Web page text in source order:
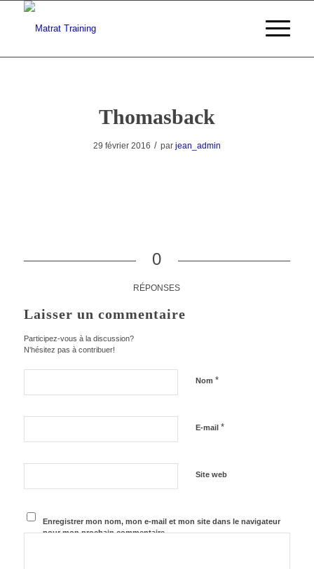
Thomasback
29 février 2016 / par jean_admin
0
RÉPONSES
Laisser un commentaire
Participez-vous à la discussion?
N'hésitez pas à contribuer!
Nom *
E-mail *
Site web
Enregistrer mon nom, mon e-mail et mon site dans le navigateur
pour mon prochain commentaire.